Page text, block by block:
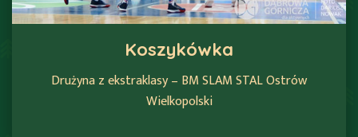
Koszykówka
Drużyna z ekstraklasy – BM SLAM STAL Ostrów
Wielkopolski